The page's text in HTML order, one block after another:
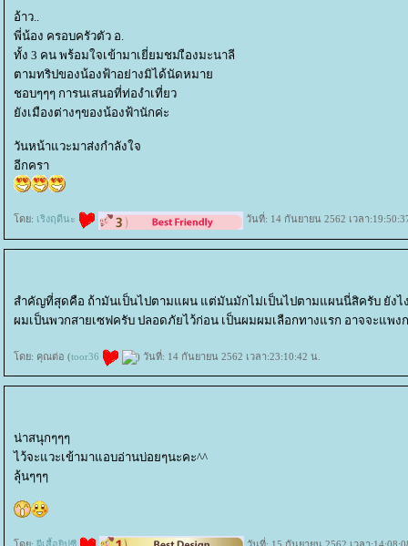
อ้าว..
พี่น้อง ครอบครัวตัว อ.
ทั้ง 3 คน พร้อมใจเข้ามาเยี่ยมชมเืองมะนาลี
ตามทริปของน้องฟ้าอย่างมิได้นัดหมา
ชอบๆๆๆ การนเสนอที่ท่องำเที่ยว
ังเมืองต่างๆของน้องฟ้านักค่ะ
วันหน้าแวะมาส่งกำลังใจ
อีกครา
ดย: เริงฤดีนะ วันที่: 14 กันยายน 2562 เวลา
สำคัญที่สุดคือ ถ้ามันเป็นไปตามแผน แต่มันมักไม่เป็นไปตามแผนนี่สิครับ ยังไ
ผมเป็นพวกสายเซฟครับ ปลอดภัยไว้ก่อน เป็นผมผมเลือกทางแรก อาจจะแพง
ดย: คุณต่อ (toor36 ) วันที่: 14 กันยายน 2562 เวลา:23:10:42 น.
น่าสนุกๆๆๆ
ไว้จะแวะเข้ามาแอบอ่านบ่อยๆนะคะ^^
ลุ้นๆๆๆ